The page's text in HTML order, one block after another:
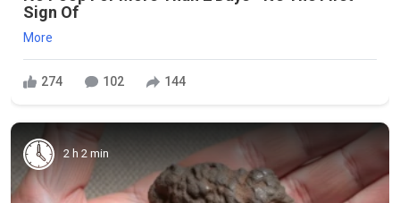
Sign Of
More
274 102 144
2 h 2 min